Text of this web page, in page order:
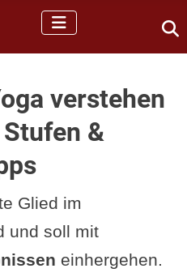
verstehen
&
Glied im
und soll mit
einhergehen.